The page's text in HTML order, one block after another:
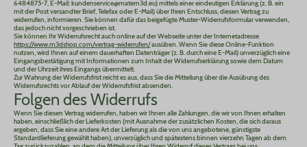
6484875-7, E-Mail: kundenservice@matern3d.eu) mittels einer eindeutigen Erklärung (z. B. ein
mit der Post versandter Brief, Telefax oder E-Mail) über Ihren Entschluss, diesen Vertrag zu
widerrufen, informieren. Sie können dafür das beigefügte Muster-Widerrufsformular verwenden,
das jedoch nicht vorgeschrieben ist.
Sie können Ihr Widerrufsrecht auch online auf der Webseite unter der Internetadresse
https://www.m3dshop.com/vertrag-widerrufen/ausüben. Wenn Sie diese Online-Funktion
nutzen, wird Ihnen auf einem dauerhaften Datenträger (z. B. durch eine E-Mail) unverzüglich eine
Eingangsbestätigung mit Informationen zum Inhalt der Widerrufserklärung sowie dem Datum
und der Uhrzeit ihres Eingangs übermittelt.
Zur Wahrung der Widerrufsfrist reicht es aus, dass Sie die Mitteilung über die Ausübung des
Widerrufsrechts vor Ablauf der Widerrufsfrist absenden.
Folgen des Widerrufs
Wenn Sie diesen Vertrag widerrufen, haben wir Ihnen alle Zahlungen, die wir von Ihnen erhalten
haben, einschließlich der Lieferkosten (mit Ausnahme der zusätzlichen Kosten, die sich daraus
ergeben, dass Sie eine andere Art der Lieferung als die von uns angebotene, günstigste
Standardlieferung gewählt haben), unverzüglich und spätestens binnen vierzehn Tagen ab dem